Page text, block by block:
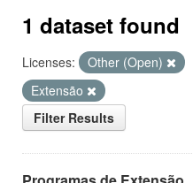
1 dataset found
Licenses: Other (Open)
Extensão
Filter Results